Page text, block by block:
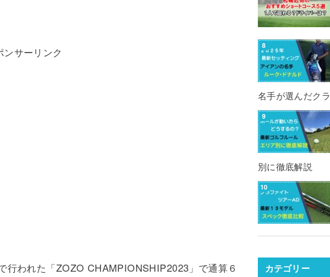
ンサーリンク
行われた「ZOZO CHAMPIONSHIP2023」で通算６
名手が選んだク
別に徹底解説
カテゴリー